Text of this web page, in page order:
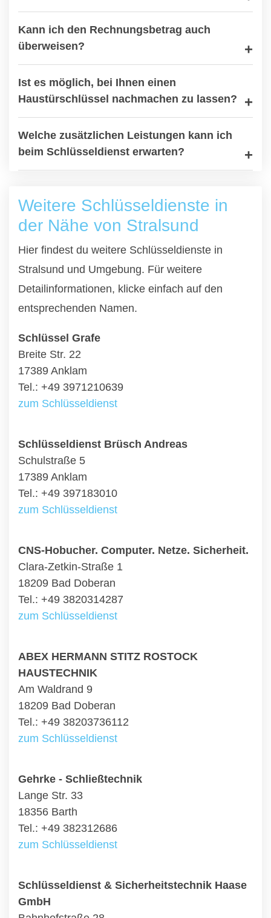
Kann ich den Rechnungsbetrag auch
überweisen?
Ist es möglich, bei Ihnen einen
Haustürschlüssel nachmachen zu lassen?
Welche zusätzlichen Leistungen kann ich
beim Schlüsseldienst erwarten?
Weitere Schlüsseldienste in
der Nähe von Stralsund
Hier findest du weitere Schlüsseldienste in
Stralsund und Umgebung. Für weitere
Detailinformationen, klicke einfach auf den
entsprechenden Namen.
Schlüssel Grafe
Breite Str. 22
17389 Anklam
Tel.: +49 3971210639
zum Schlüsseldienst
Schlüsseldienst Brüsch Andreas
Schulstraße 5
17389 Anklam
Tel.: +49 397183010
zum Schlüsseldienst
CNS-Hobucher. Computer. Netze. Sicherheit.
Clara-Zetkin-Straße 1
18209 Bad Doberan
Tel.: +49 3820314287
zum Schlüsseldienst
ABEX HERMANN STITZ ROSTOCK
HAUSTECHNIK
Am Waldrand 9
18209 Bad Doberan
Tel.: +49 38203736112
zum Schlüsseldienst
Gehrke - Schließtechnik
Lange Str. 33
18356 Barth
Tel.: +49 382312686
zum Schlüsseldienst
Schlüsseldienst & Sicherheitstechnik Haase
GmbH